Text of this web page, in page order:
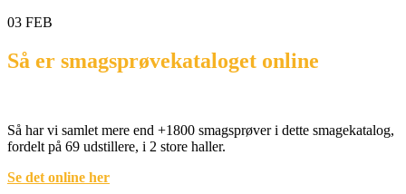
03 FEB
Så er smagsprøvekataloget online
Så har vi samlet mere end +1800 smagsprøver i dette smagekatalog,
fordelt på 69 udstillere, i 2 store haller.
Se det online her